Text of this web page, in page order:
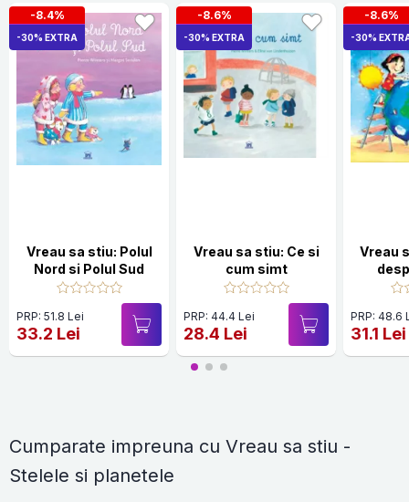
-8.4%
-30% EXTRA
Vreau sa stiu: Polul
Nord si Polul Sud
PRP: 51.8 Lei
33.2 Lei
-8.6%
-30% EXTRA
Vreau sa stiu: Ce si
cum simt
PRP: 44.4 Lei
28.4 Lei
-8.6%
-30%
Vreau
PRP: 48.6
31.1 Lei
Cumparate impreuna cu Vreau sa stiu -
Stelele si planetele